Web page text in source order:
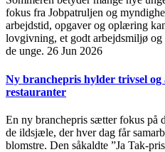
fokus fra Jobpatruljen og
arbejdstid, opgaver og oplæring
lovgivning, et godt arbejdsmiljø
de unge. 26 Jun 2026
Ny branchepris hylder trivsel
restauranter
En ny branchepris sætter fokus på
de ildsjæle, der hver dag får
blomstre. Den såkaldte ”Ja Tak-